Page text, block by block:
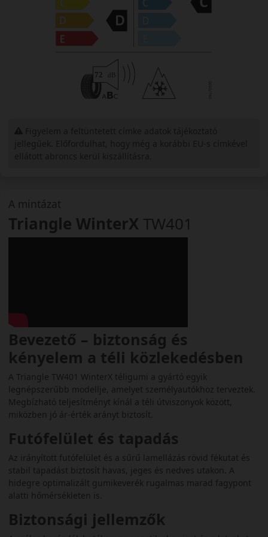
A mintázat
Triangle WinterX TW401
Bevezető – biztonság és
kényelem a téli közlekedésben
A Triangle TW401 WinterX téligumi a gyártó egyik
legnépszerűbb modellje, amelyet személyautókhoz terveztek.
Megbízható teljesítményt kínál a téli útviszonyok között,
miközben jó ár-érték arányt biztosít.
Futófelület és tapadás
Az irányított futófelület és a sűrű lamellázás rövid fékutat és
stabil tapadást biztosít havas, jeges és nedves utakon. A
hidegre optimalizált gumikeverék rugalmas marad fagypont
alatti hőmérsékleten is.
Biztonsági jellemzők